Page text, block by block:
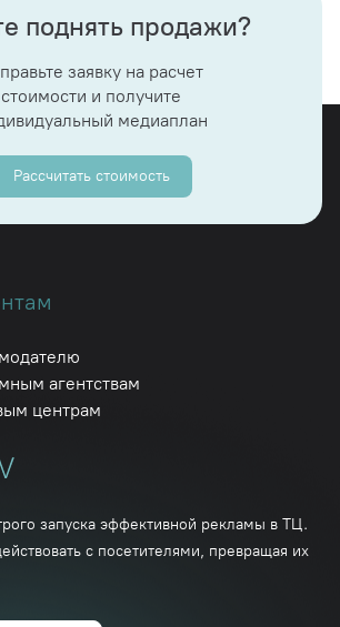
поднять продажи?
заявку на расчет
стоимости и получите
медиаплан
Рассчитать стоимость
запуска эффективной рекламы в ТЦ.
с посетителями, превращая их
агентствам
центрам